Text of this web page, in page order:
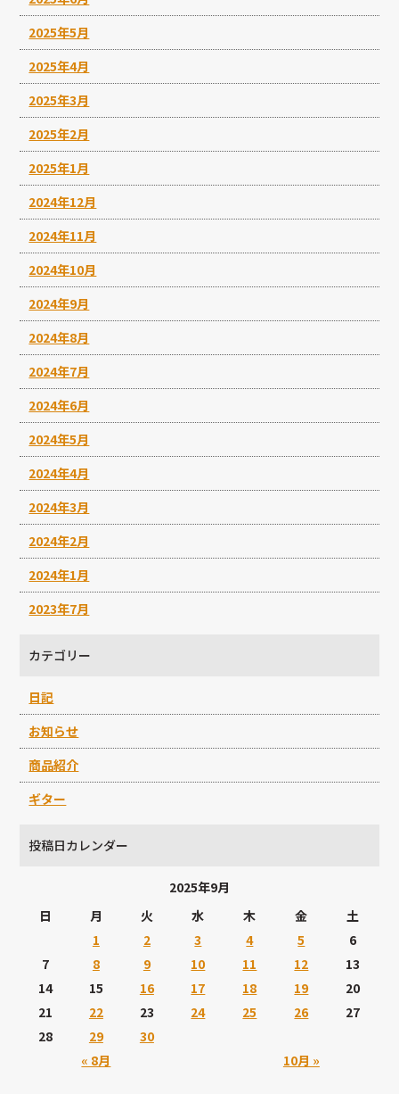
2025年5月
2025年4月
2025年3月
2025年2月
2025年1月
2024年12月
2024年11月
2024年10月
2024年9月
2024年8月
2024年7月
2024年6月
2024年5月
2024年4月
2024年3月
2024年2月
2024年1月
2023年7月
カテゴリー
日記
お知らせ
商品紹介
ギター
投稿日カレンダー
2025年9月
日
月 火 水 木 金 土
« 8月 10月 »
1 2 3 4 5
6
7
8 9 10 11 12
13
14
15 16 17 18 19
20
21
22 23 24 25 26
27
28
29 30